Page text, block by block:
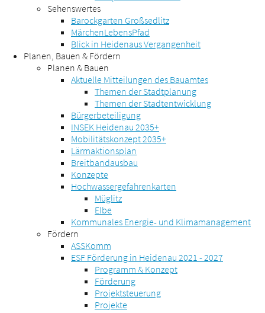
Sehenswertes
Barockgarten Großsedlitz
MärchenLebensPfad
Blick in Heidenaus Vergangenheit
Planen, Bauen & Fördern
Planen & Bauen
Aktuelle Mitteilungen des Bauamtes
Themen der Stadtplanung
Themen der Stadtentwicklung
Bürgerbeteiligung
INSEK Heidenau 2035+
Mobilitätskonzept 2035+
Lärmaktionsplan
Breitbandausbau
Konzepte
Hochwassergefahrenkarten
Müglitz
Elbe
Kommunales Energie- und Klimamanagement
Fördern
ASSKomm
ESF Förderung in Heidenau 2021 - 2027
Programm & Konzept
Förderung
Projektsteuerung
Projekte